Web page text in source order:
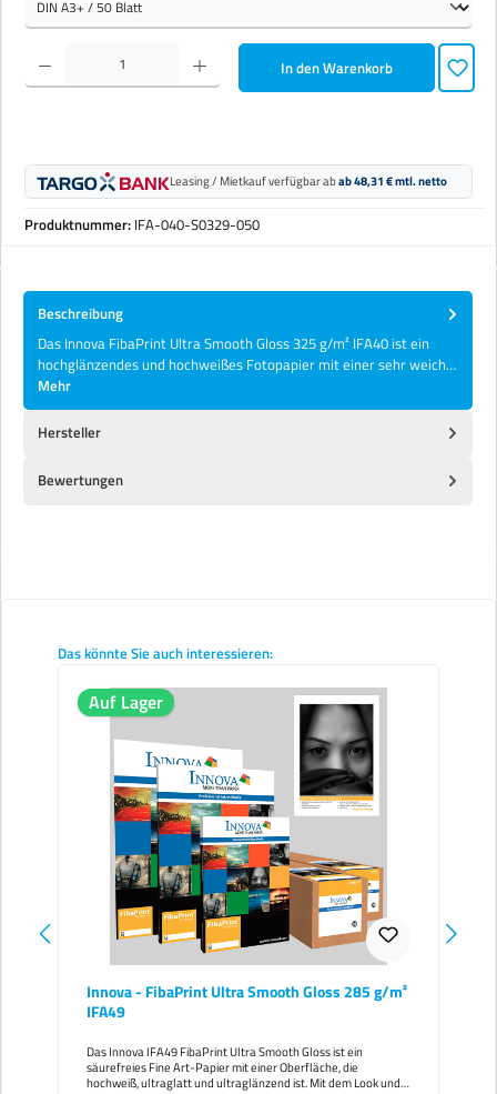
Produkt Anzahl: Gib den gewünschten Wert ein oder benutze die Schaltflächen um die Anzahl zu
In den Warenkorb
Leasing / Mietkauf verfügbar abab 48,31 € mtl. netto
Produktnummer: IFA-040-S0329-050
Beschreibung
Das Innova FibaPrint Ultra Smooth Gloss 325 g/m² IFA40 ist ein
hochglänzendes und hochweißes Fotopapier mit einer sehr weich…
Mehr
Hersteller
Bewertungen
Produktgalerie überspringen
Das könnte Sie auch interessieren:
Auf Lager
Innova - FibaPrint Ultra Smooth Gloss 285 g/m²
IFA49
Das Innova IFA49 FibaPrint Ultra Smooth Gloss ist ein
säurefreies Fine Art-Papier mit einer Oberfläche, die
hochweiß, ultraglatt und ultraglänzend ist. Mit dem Look und